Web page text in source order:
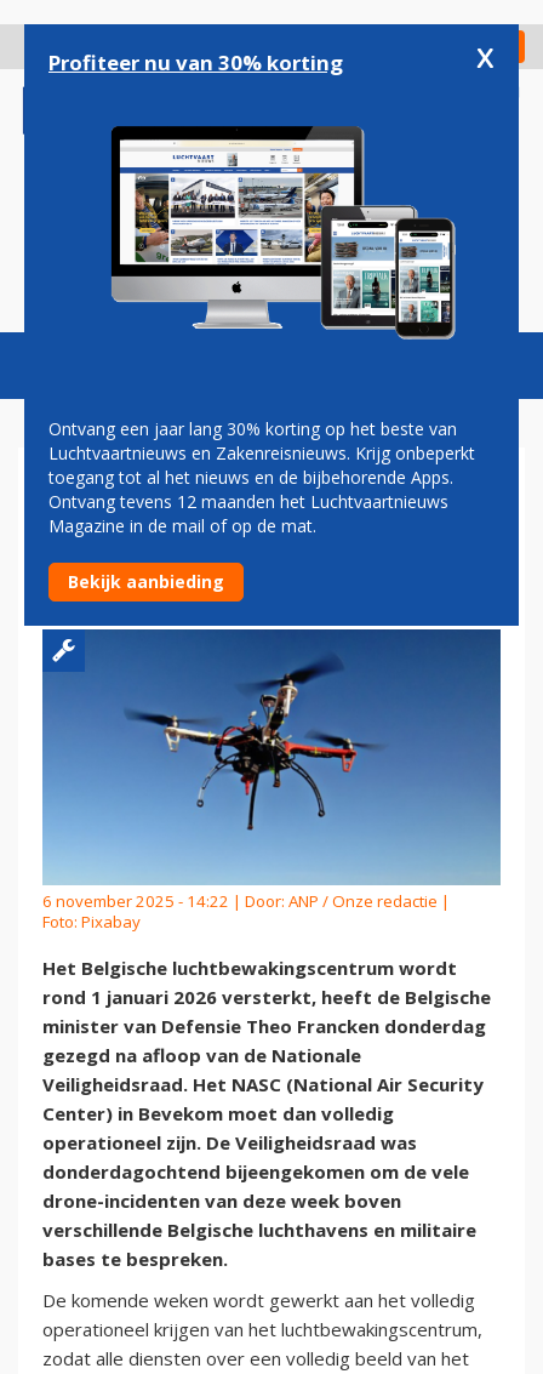
gaan
Check in
Magazine Podcasts Vacatures
BELGIË VERSTERKT
LUCHTBEWAKINGSCENTRUM
NA DRONE-INCIDENTEN
6 november 2025 - 14:22 | Door: ANP / Onze redactie |
Foto: Pixabay
Het Belgische luchtbewakingscentrum wordt
rond 1 januari 2026 versterkt, heeft de Belgische
minister van Defensie Theo Francken donderdag
gezegd na afloop van de Nationale
Veiligheidsraad. Het NASC (National Air Security
Center) in Bevekom moet dan volledig
operationeel zijn. De Veiligheidsraad was
donderdagochtend bijeengekomen om de vele
drone-incidenten van deze week boven
verschillende Belgische luchthavens en militaire
bases te bespreken.
De komende weken wordt gewerkt aan het volledig
operationeel krijgen van het luchtbewakingscentrum,
zodat alle diensten over een volledig beeld van het
Profiteer nu van 30% korting x
Ontvang een jaar lang 30% korting op het beste van
Luchtvaartnieuws en Zakenreisnieuws. Krijg onbeperkt
toegang tot al het nieuws en de bijbehorende Apps.
Ontvang tevens 12 maanden het Luchtvaartnieuws
Magazine in de mail of op de mat.
Bekijk aanbieding